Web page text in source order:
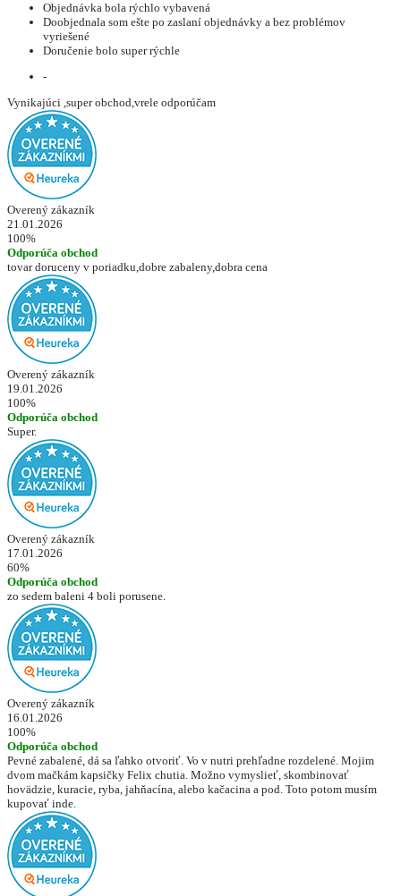
Objednávka bola rýchlo vybavená
Doobjednala som ešte po zaslaní objednávky a bez problémov
vyriešené
Doručenie bolo super rýchle
-
Vynikajúci ,super obchod,vrele odporúčam
Overený zákazník
21.01.2026
100%
Odporúča obchod
tovar doruceny v poriadku,dobre zabaleny,dobra cena
Overený zákazník
19.01.2026
100%
Odporúča obchod
Super.
Overený zákazník
17.01.2026
60%
Odporúča obchod
zo sedem baleni 4 boli porusene.
Overený zákazník
16.01.2026
100%
Odporúča obchod
Pevné zabalené, dá sa ľahko otvoriť. Vo v nutri prehľadne rozdelené. Mojim
dvom mačkám kapsičky Felix chutia. Možno vymyslieť, skombinovať
hovädzie, kuracie, ryba, jahňacína, alebo kačacina a pod. Toto potom musím
kupovať inde.